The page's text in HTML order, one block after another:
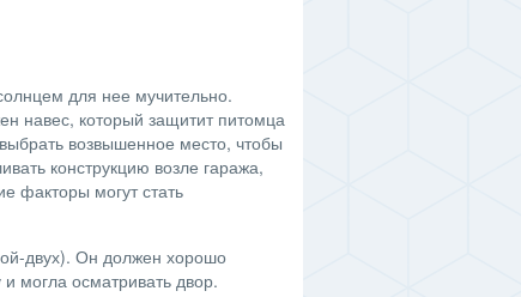
для нее мучительно.
навес, который защитит питомца
возвышенное место, чтобы
конструкцию возле гаража,
факторы могут стать
двух). Он должен хорошо
могла осматривать двор.